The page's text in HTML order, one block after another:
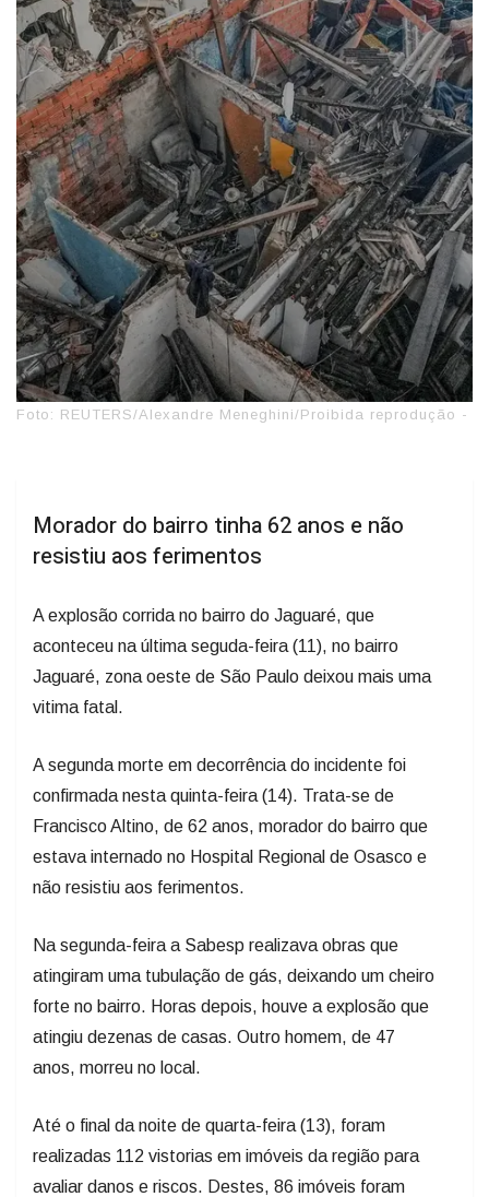
Foto: REUTERS/Alexandre Meneghini/Proibida reprodução -
Morador do bairro tinha 62 anos e não
resistiu aos ferimentos
A explosão corrida no bairro do Jaguaré, que
aconteceu na última seguda-feira (11), no bairro
Jaguaré, zona oeste de São Paulo deixou mais uma
vitima fatal.
A segunda morte em decorrência do incidente foi
confirmada nesta quinta-feira (14). Trata-se de
Francisco Altino, de 62 anos, morador do bairro que
estava internado no Hospital Regional de Osasco e
não resistiu aos ferimentos.
Na segunda-feira a Sabesp realizava obras que
atingiram uma tubulação de gás, deixando um cheiro
forte no bairro. Horas depois, houve a explosão que
atingiu dezenas de casas. Outro homem, de 47
anos, morreu no local.
Até o final da noite de quarta-feira (13), foram
realizadas 112 vistorias em imóveis da região para
avaliar danos e riscos. Destes, 86 imóveis foram